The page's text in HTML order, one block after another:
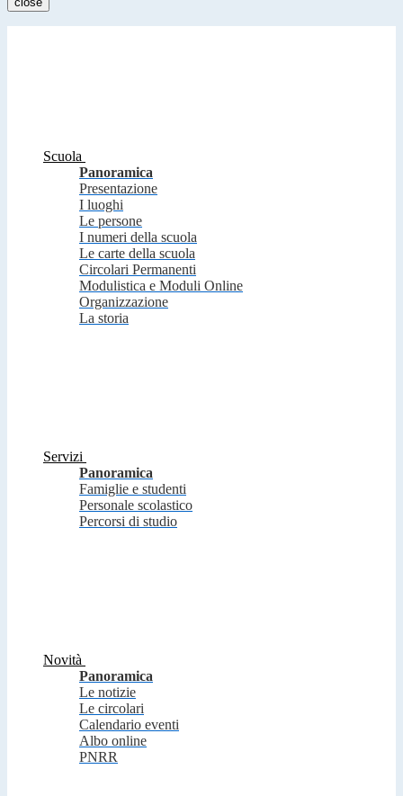
Scuola
Panoramica
Presentazione
I luoghi
Le persone
I numeri della scuola
Le carte della scuola
Circolari Permanenti
Modulistica e Moduli Online
Organizzazione
La storia
Servizi
Panoramica
Famiglie e studenti
Personale scolastico
Percorsi di studio
Novità
Panoramica
Le notizie
Le circolari
Calendario eventi
Albo online
PNRR